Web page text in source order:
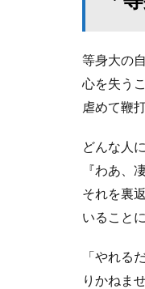
等身大の
心を失う
虐めて鞭
どんな人
『わあ、
それを裏
いること
「やれる
りかねま